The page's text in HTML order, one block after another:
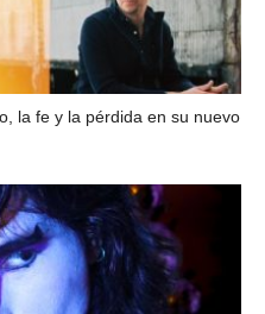
la fe y la pérdida en su nuevo